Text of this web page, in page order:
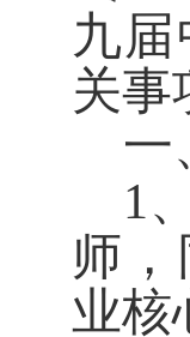
九
关事
一
1
师
业核